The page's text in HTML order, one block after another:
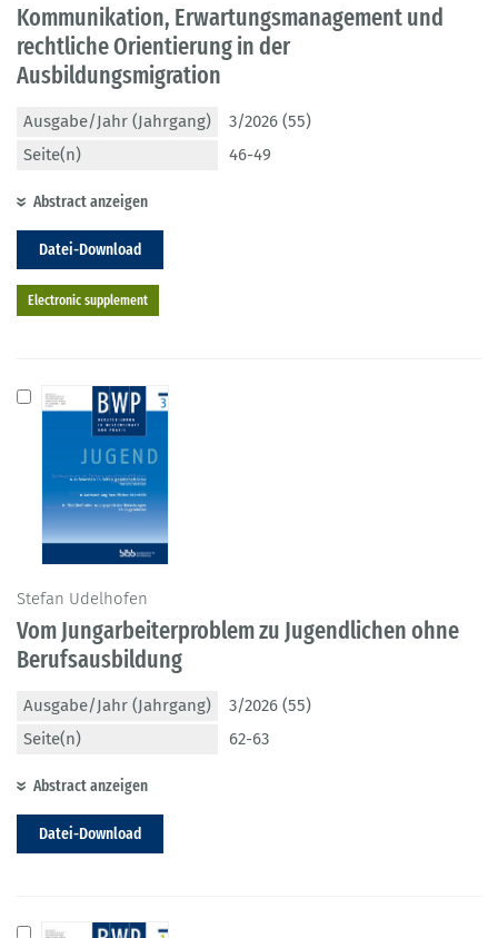
Kommunikation, Erwartungsmanagement und
rechtliche Orientierung in der
Ausbildungsmigration
Ausgabe/Jahr (Jahrgang)
3/2026 (55)
Seite(n)
46-49
Abstract anzeigen
Datei-Download
Electronic supplement
Stefan Udelhofen
Vom Jungarbeiterproblem zu Jugendlichen ohne
Berufsausbildung
Ausgabe/Jahr (Jahrgang)
3/2026 (55)
Seite(n)
62-63
Abstract anzeigen
Datei-Download